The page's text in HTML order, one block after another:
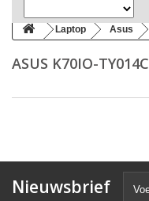
Laptop Asus
ASUS K70IO-TY014C
Nieuwsbrief